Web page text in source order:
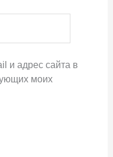
и адрес сайта в
моих